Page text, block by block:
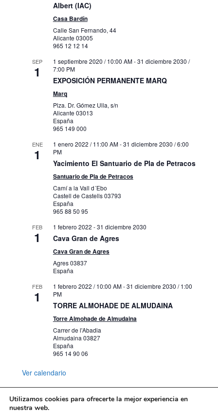
Albert (IAC)
Casa Bardín
Calle San Fernando, 44
Alicante 03005
965 12 12 14
SEP
1
1 septiembre 2020 / 10:00 AM-31 diciembre 2030 /
7:00 PM
EXPOSICIÓN PERMANENTE MARQ
Marq
Plza. Dr. Gómez Ulla, s/n
Alicante 03013
España
965 149 000
ENE
1
1 enero 2022 / 11:00 AM-31 diciembre 2030 / 6:00
PM
Yacimiento El Santuario de Pla de Petracos
Santuario de Pla de Petracos
Camí a la Vall d´Ebo
Castell de Castells03793
España
965 88 50 95
FEB
1
1 febrero 2022 -31 diciembre 2030
Cava Gran de Agres
Cava Gran de Agres
Agres03837
España
FEB
1
1 febrero 2022 / 10:00 AM-31 diciembre 2030 / 1:00
PM
TORRE ALMOHADE DE ALMUDAINA
Torre Almohade de Almudaina
Carrer de l'Abadia
Almudaina 03827
España
965 14 90 06
Ver calendario
Utilizamos cookies para ofrecerte la mejor experiencia en
nuestra web.